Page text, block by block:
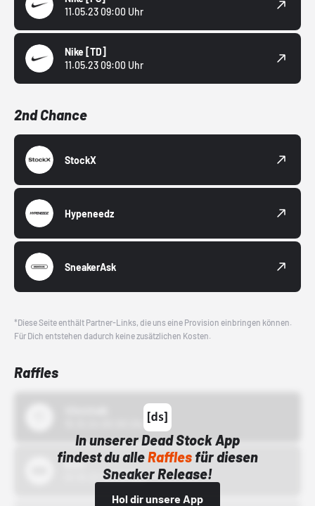
11.05.23 09:00 Uhr
Nike [TD]
11.05.23 09:00 Uhr
2nd Chance
StockX
Hypeneedz
SneakerAsk
*Diese Seite enthält Partner-Links, die uns eine Provision einbringen können.
Für Dich entstehen dadurch keine zusätzlichen Kosten.
Raffles
In unserer Dead Stock App
findest du alleRafflesfür diesen
Sneaker Release!
Hol dir unsere App
Bstn
01.10.22 00:00 Uhr